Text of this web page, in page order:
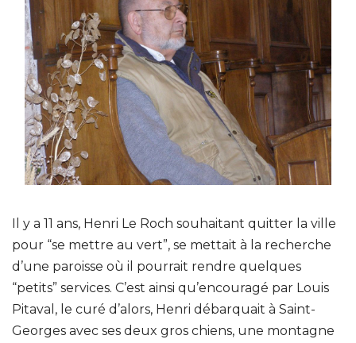
Il y a 11 ans, Henri Le Roch souhaitant quitter la ville
pour “se mettre au vert”, se mettait à la recherche
d’une paroisse où il pourrait rendre quelques
“petits” services. C’est ainsi qu’encouragé par Louis
Pitaval, le curé d’alors, Henri débarquait à Saint-
Georges avec ses deux gros chiens, une montagne